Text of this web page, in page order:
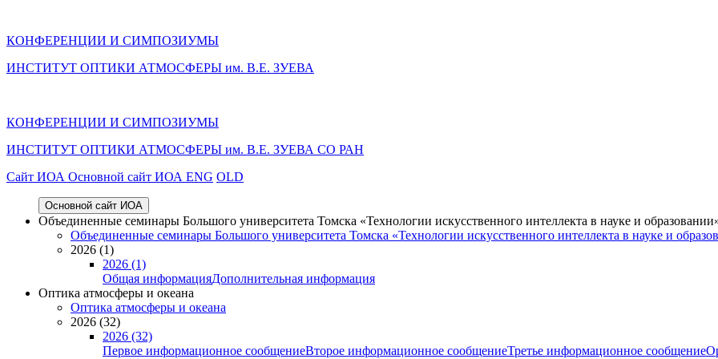
КОНФЕРЕНЦИИ И СИМПОЗИУМЫ
ИНСТИТУТ ОПТИКИ АТМОСФЕРЫ им. В.Е. ЗУЕВА
КОНФЕРЕНЦИИ И СИМПОЗИУМЫ
ИНСТИТУТ ОПТИКИ АТМОСФЕРЫ им. В.Е. ЗУЕВА СО РАН
Cайт ИОА Основной сайт ИОА ENG OLD
Основной сайт ИОА
Объединенные семинары Большого университета Томска «Технологии искусственного интеллекта в науке и
Объединенные семинары Большого университета Томска «Технологии искусственного интеллекта в науке и
2026 (1)
2026 (1)
Общая информацияДополнительная информация
Оптика атмосферы и океана
Оптика атмосферы и океана
2026 (32)
2026 (32)
Первое информационное сообщениеВторое информационное сообщениеТретье информационное сообщение